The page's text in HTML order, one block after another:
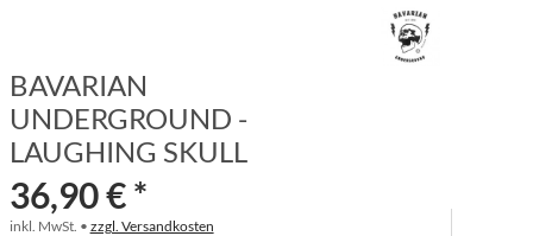
BAVARIAN
UNDERGROUND -
LAUGHING SKULL
36,90 € *
inkl. MwSt. • zzgl. Versandkosten